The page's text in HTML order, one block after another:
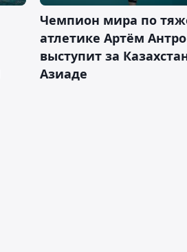
Чемпион мира по
атлетике Артём
выступит за
Азиаде